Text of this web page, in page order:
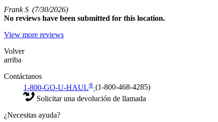
Frank S (7/30/2026)
No reviews have been submitted for this location.
View more reviews
Volver
arriba
Contáctanos
1-800-GO-U-HAUL® (1-800-468-4285)
Solicitar una devolución de llamada
¿Necesitas ayuda?